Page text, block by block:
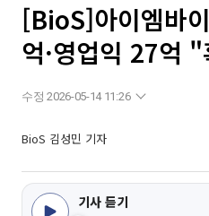
[BioS]아이엠바
억·영업익 27억
수정 2026-05-14 11:26
BioS 김성민 기자
기사 듣기